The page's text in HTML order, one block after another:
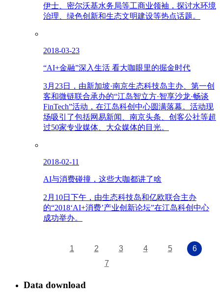
伊士、密尔沃基水务局等工商业领袖，探讨水环境
治理、绿色创新和生态文明建设等热点话题。
2018-03-23
“AI+金融”深入生活 看大咖眼里的掘金时代
3月23日，由新加坡·南京生态科技岛主办、第一创
客和微链联合承办的“江岛智立方·智享沙龙·畅谈
FinTech”活动，在江岛科创中心圆满落幕。活动现
场吸引了包括网易新闻、南京头条、创客公社等超
过50家专业媒体、大众媒体的目光。
2018-02-11
AI与消费碰撞，这些大咖都讲了啥
2月10日下午，由生态科技岛和亿欧联合主办
的“2018‘AI+消费’产业创新论坛”在江岛科创中心
成功举办。
1 2 3 4 5
6
7
Data download